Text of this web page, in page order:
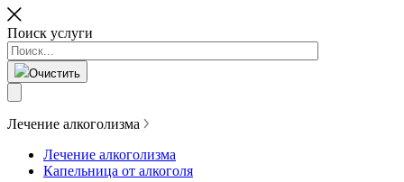
Поиск услуги
Очистить
Лечение алкоголизма
Лечение алкоголизма
Капельница от алкоголя